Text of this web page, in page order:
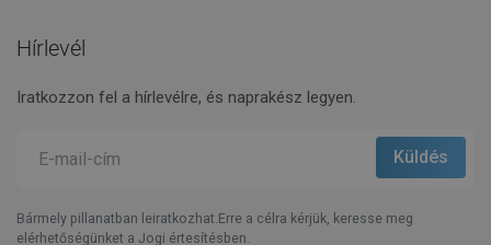
Hírlevél
Iratkozzon fel a hírlevélre, és naprakész legyen.
Bármely pillanatban leiratkozhat.Erre a célra kérjük, keresse meg
elérhetőségünket a Jogi értesítésben.